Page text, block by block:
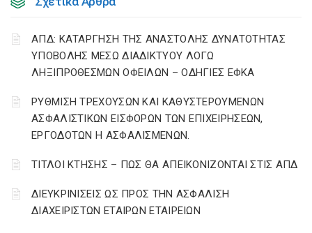
ΑΠΔ: ΚΑΤΑΡΓΗΣΗ ΤΗΣ ΑΝΑΣΤΟΛΗΣ ΔΥΝΑΤΟΤΗΤΑΣ
ΥΠΟΒΟΛΗΣ ΜΕΣΩ ΔΙΑΔΙΚΤΥΟΥ ΛΟΓΩ
ΛΗΞΙΠΡΟΘΕΣΜΩΝ ΟΦΕΙΛΩΝ – ΟΔΗΓΙΕΣ ΕΦΚΑ
ΡΥΘΜΙΣΗ ΤΡΕΧΟΥΣΩΝ ΚΑΙ ΚΑΘΥΣΤΕΡΟΥΜΕΝΩΝ
ΑΣΦΑΛΙΣΤΙΚΩΝ ΕΙΣΦΟΡΩΝ ΤΩΝ ΕΠΙΧΕΙΡΗΣΕΩΝ,
ΕΡΓΟΔΟΤΩΝ Η ΑΣΦΑΛΙΣΜΕΝΩΝ.
ΤΙΤΛΟΙ ΚΤΗΣΗΣ – ΠΩΣ ΘΑ ΑΠΕΙΚΟΝΙΖΟΝΤΑΙ ΣΤΙΣ ΑΠΔ
ΔΙΕΥΚΡΙΝΙΣΕΙΣ ΩΣ ΠΡΟΣ ΤΗΝ ΑΣΦΑΛΙΣΗ
ΔΙΑΧΕΙΡΙΣΤΩΝ ΕΤΑΙΡΩΝ ΕΤΑΙΡΕΙΩΝ